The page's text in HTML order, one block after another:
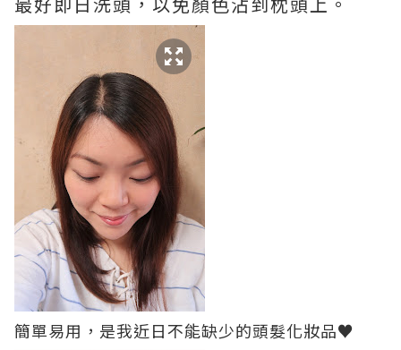
簡單易用，是我近日不能缺少的頭髮化妝品♥